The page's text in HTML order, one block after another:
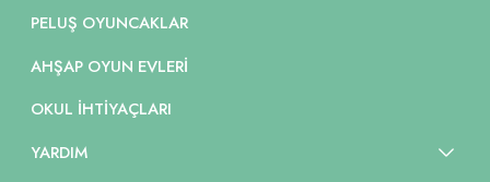
PELUŞ OYUNCAKLAR
AHŞAP OYUN EVLERI
OKUL İHTIYAÇLARI
YARDIM